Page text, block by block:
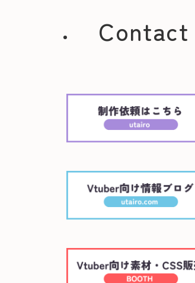
Contact
Vtuber活動を支える、ホーム
スマホ対応・WordPress対応